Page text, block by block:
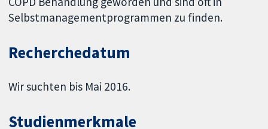
Selbstmanagementprogrammen zu finden.
Recherchedatum
Wir suchten bis Mai 2016.
Studienmerkmale